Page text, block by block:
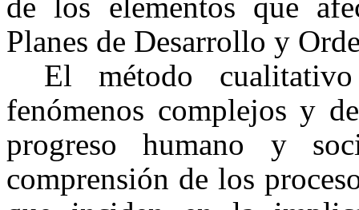
Planes de Desarrollo y
El método
fenómenos complejos y
progreso humano y
comprensión de los